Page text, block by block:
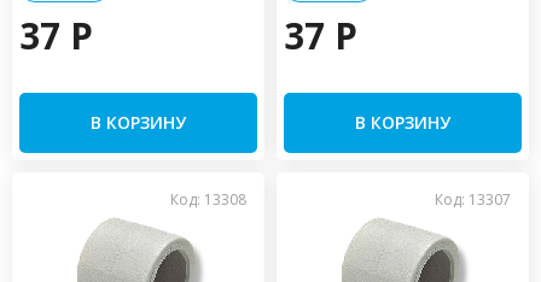
37 P
В КОРЗИНУ
37 P
В КОРЗИНУ
Код: 13308 Код: 13307